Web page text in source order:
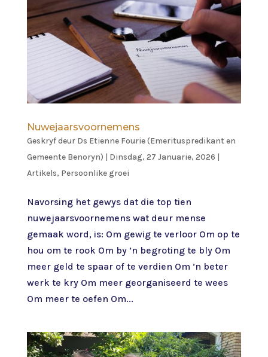
Nuwejaarsvoornemens
Geskryf deur Ds Etienne Fourie (Emerituspredikant en
Gemeente Benoryn) | Dinsdag, 27 Januarie, 2026 |
Artikels, Persoonlike groei
Navorsing het gewys dat die top tien
nuwejaarsvoornemens wat deur mense
gemaak word, is: Om gewig te verloor Om op te
hou om te rook Om by ’n begroting te bly Om
meer geld te spaar of te verdien Om ’n beter
werk te kry Om meer georganiseerd te wees
Om meer te oefen Om...